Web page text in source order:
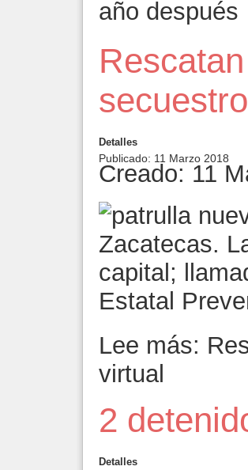
año después
Detalles
Publicado: 11 Marzo 2018
Creado: 11
Zacatecas.
capital;
Estatal
Lee más:
virtual
2
Detalles